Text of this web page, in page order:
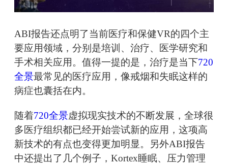
ABI报告还点明了当前医疗和保健VR的四个主
要应用领域，分别是培训、治疗、医学研究和
手术相关应用。值得一提的是，治疗是当下720
全景最常见的医疗应用，像戒烟和失眠这样的
病症也囊括在内。
随着720全景虚拟现实技术的不断发展，全球很
多医疗组织都已经开始尝试新的应用，这项高
新技术的有点也变得更加明显。另外ABI报告
中还提出了几个例子，Kortex睡眠、压力管理